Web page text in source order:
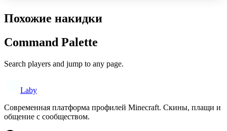
Похожие накидки
Command Palette
Search players and jump to any page.
Laby
Современная платформа профилей Minecraft. Скины, плащи и
общение с сообществом.